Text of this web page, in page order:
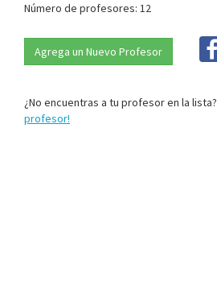
Número de profesores: 12
Agrega un Nuevo Profesor
¿No encuentras a tu profesor en la lista?
profesor!